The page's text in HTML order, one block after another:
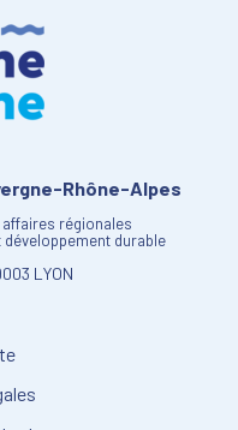
Rhône-Alpes
régionales
durable
LYON